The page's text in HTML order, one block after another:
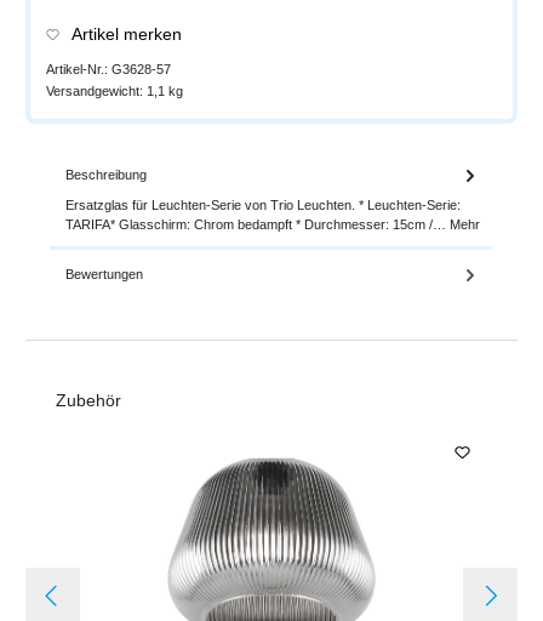
Artikel merken
Artikel-Nr.: G3628-57
Versandgewicht: 1,1 kg
Beschreibung
Ersatzglas für Leuchten-Serie von Trio Leuchten. * Leuchten-Serie:
TARIFA* Glasschirm: Chrom bedampft * Durchmesser: 15cm /… Mehr
Bewertungen
Produktgalerie überspringen
Zubehör